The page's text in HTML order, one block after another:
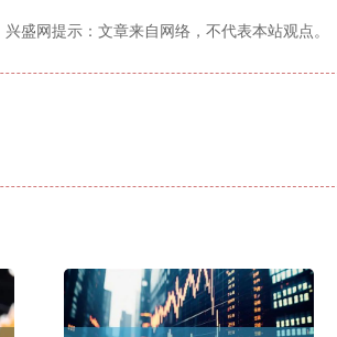
兴盛网提示：文章来自网络，不代表本站观点。